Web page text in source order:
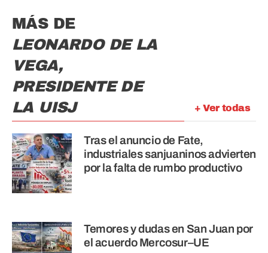
+ Ver todas
MÁS DE
LEONARDO DE LA
VEGA,
PRESIDENTE DE
LA UISJ
Tras el anuncio de Fate,
industriales sanjuaninos advierten
por la falta de rumbo productivo
Temores y dudas en San Juan por
el acuerdo Mercosur–UE